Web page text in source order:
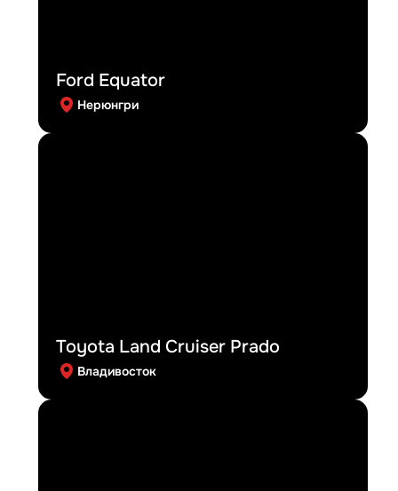
Ford Equator
Нерюнгри
Toyota Land Cruiser Prado
Владивосток